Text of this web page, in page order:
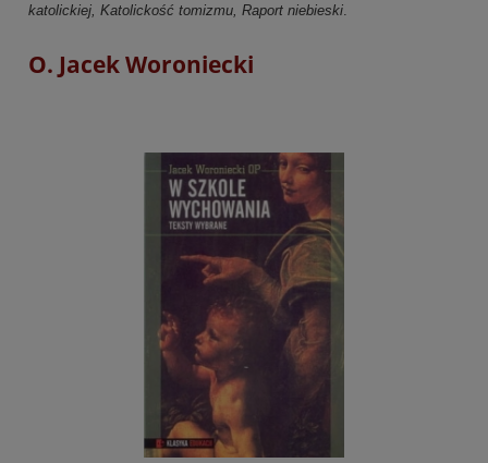
katolickiej, Katolickość tomizmu, Raport niebieski
O. Jacek Woroniecki